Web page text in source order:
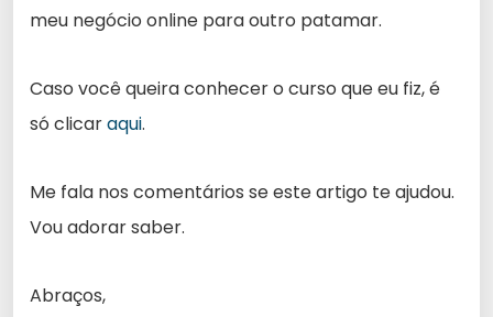
meu negócio online para outro patamar.
Caso você queira conhecer o curso que eu fiz, é
só clicaraqui.
Me fala nos comentários se este artigo te ajudou.
Vou adorar saber.
Abraços,